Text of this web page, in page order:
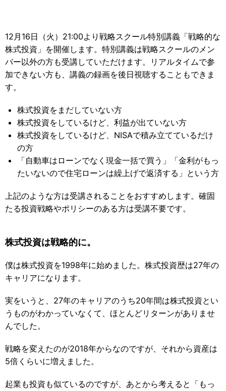
12月16日（火）21:00より戦略スクール特別講義「戦略的な
株式投資」を開催します。特別講義は戦略スクールのメン
バー以外の方も受講していただけます。リアルタイムで参
加できない方も、講義の録画を後日視聴することもできま
す。
株式投資をまだしていない方
株式投資をしているけど、利益が出ていない方
株式投資をしているけど、NISAで積み立てているだけ
の方
「自動車はローンでなく現金一括で買う」「金利がもっ
たいないので住宅ローンは繰上げで返済する」という方
上記のような方は受講されることをおすすめします。確固
たる投資戦略やポリシーのある方は受講不要です。
株式投資は戦略的に。
僕は株式投資を1998年に始めました。株式投資歴は27年の
キャリアになります。
実をいうと、27年のキャリアのうち20年間は株式投資とい
うものがわかっていなくて、ほとんどリターンがありませ
んでした。
戦略を変えたのが2018年からなのですが、それから資産は
5倍くらいに増えました。
起業も投資も似ているのですが、あとから考えると「もっ